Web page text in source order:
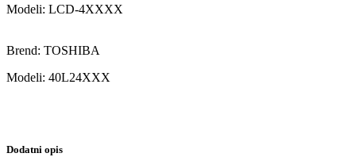
Modeli: LCD-4XXXX
Brend: TOSHIBA
Modeli: 40L24XXX
Dodatni opis